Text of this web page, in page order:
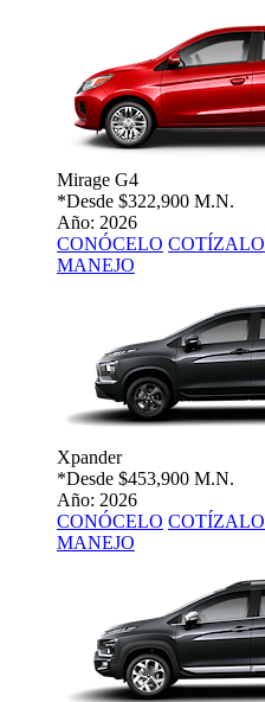
Mirage G4
*Desde $322,900 M.N.
Año: 2026
CONÓCELO COTÍZALO
MANEJO
Xpander
*Desde $453,900 M.N.
Año: 2026
CONÓCELO COTÍZALO
MANEJO